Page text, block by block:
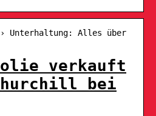
Unterhaltung: Alles über
verkauft
bei